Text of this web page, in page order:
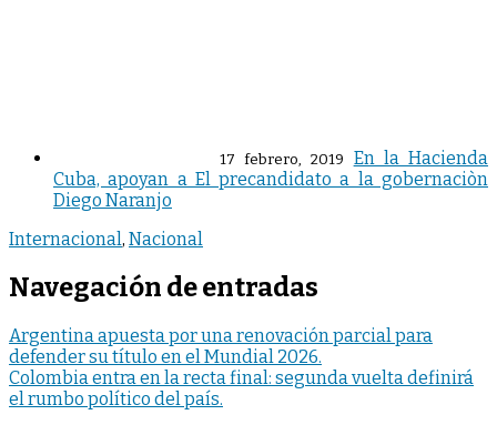
17 febrero, 2019
En la Hacienda
Cuba, apoyan a El precandidato a la gobernaciòn
Diego Naranjo
Internacional, Nacional
Navegación de entradas
Argentina apuesta por una renovación parcial para
defender su título en el Mundial 2026.
Colombia entra en la recta final: segunda vuelta definirá
el rumbo político del país.